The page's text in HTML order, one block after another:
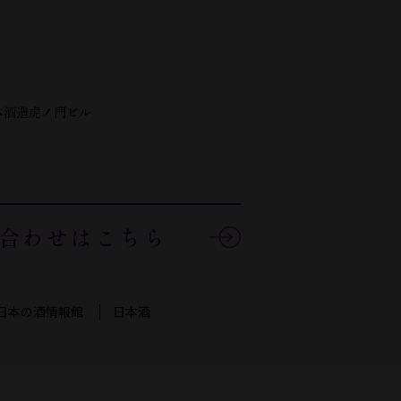
酒造虎ノ門ビル
わせはこちら
本の酒情報館 日本酒